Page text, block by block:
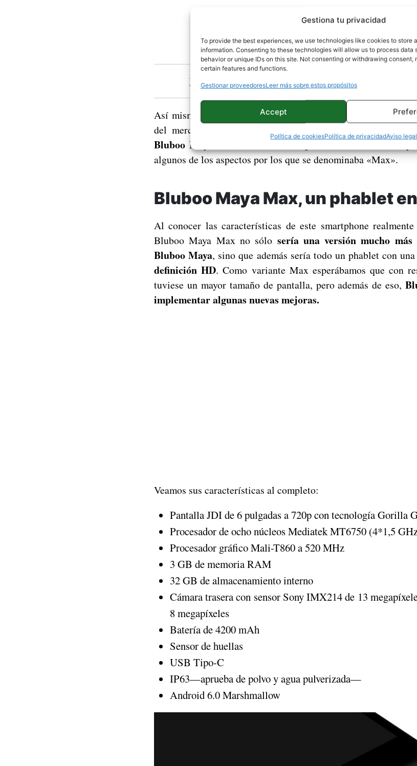
Gestiona tu privacidad
To provide the best experiences, we use technologies like cookies to store
information. Consenting to these technologies will allow us to process data
behavior or unique IDs on this site. Not consenting or withdrawing
certain features and functions.
Gestionar proveedoresLeer más sobre estos propósitos
Accept
Política de cookiesPolítica de privacidadAviso legal
Bluboo compara la pantalla de su nuevo Bluboo Maya
Así mismo, las dos nuevas variantes irían enfocadas a una
del mercado y prácticamente el tope de gama en Bluboo.
Bluboo Maya Max, la versión mejorada del Bluboo Maya
algunos de los aspectos por los que se denominaba «Max».
Bluboo Maya Max, un phablet
Al conocer las características de este smartphone
Bluboo Maya Max no sólo sería una versión mucho
Bluboo Maya, sino que además sería todo un phablet con
definición HD. Como variante Max esperábamos que con
tuviese un mayor tamaño de pantalla, pero además de eso,
implementar algunas nuevas mejoras.
Veamos sus características al completo:
Pantalla JDI de 6 pulgadas a 720p con tecnología Gorilla
Procesador de ocho núcleos Mediatek MT6750 (4*1,5
Procesador gráfico Mali-T860 a 520 MHz
3 GB de memoria RAM
32 GB de almacenamiento interno
Cámara trasera con sensor Sony IMX214 de 13
8 megapíxeles
Batería de 4200 mAh
Sensor de huellas
USB Tipo-C
IP63—aprueba de polvo y agua pulverizada—
Android 6.0 Marshmallow